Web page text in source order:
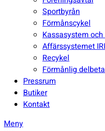
Sportbyrån
Förmånscykel
Kassasystem
Affärssystemet
Recykel
Förmånlig
Pressrum
Butiker
Kontakt
Meny